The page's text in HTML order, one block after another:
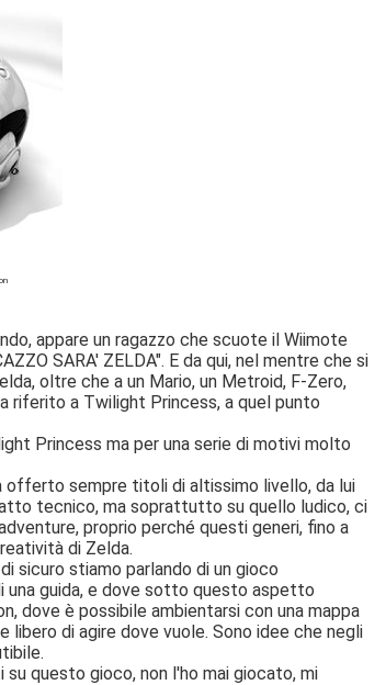
appare un ragazzo che scuote il Wiimote
SARA' ZELDA". E da qui, nel mentre che si
oltre che a un Mario, un Metroid, F-Zero,
riferito a Twilight Princess, a quel punto
Princess ma per una serie di motivi molto
offerto sempre titoli di altissimo livello, da lui
tecnico, ma soprattutto su quello ludico, ci
proprio perché questi generi, fino a
di Zelda.
sicuro stiamo parlando di un gioco
guida, e dove sotto questo aspetto
dove è possibile ambientarsi con una mappa
libero di agire dove vuole. Sono idee che negli
questo gioco, non l'ho mai giocato, mi